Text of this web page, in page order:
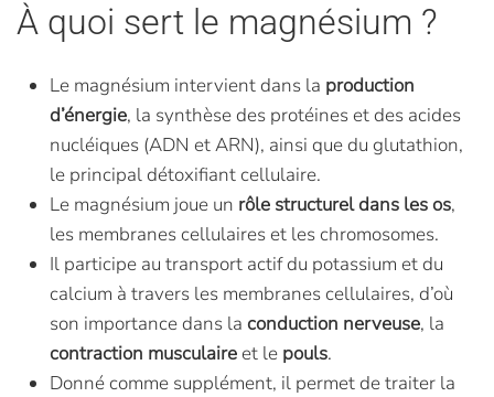
À quoi sert le magnésium ?
Le magnésium intervient dans la production
d’énergie, la synthèse des protéines et des acides
nucléiques (ADN et ARN), ainsi que du glutathion,
le principal détoxifiant cellulaire.
Le magnésium joue un rôle structurel dans les os,
les membranes cellulaires et les chromosomes.
Il participe au transport actif du potassium et du
calcium à travers les membranes cellulaires, d’où
son importance dans la conduction nerveuse, la
contraction musculaireet le pouls.
Donné comme supplément, il permet de traiter la